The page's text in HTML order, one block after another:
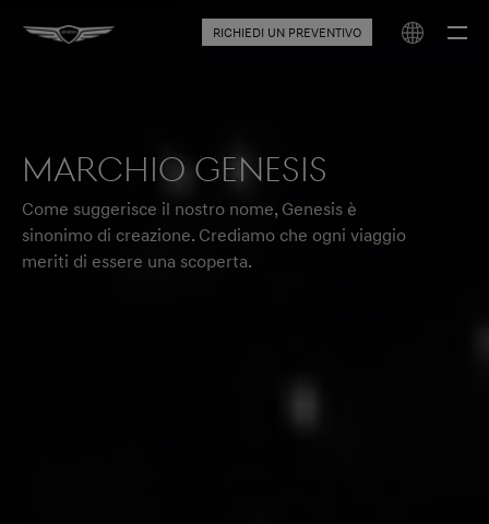
RICHIEDI UN PREVENTIVO
Marchio Genesis
Come suggerisce il nostro nome, Genesis è
sinonimo di creazione. Crediamo che ogni viaggio
meriti di essere una scoperta.